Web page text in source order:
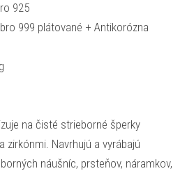
925
999 plátované + Antikorózna
na čisté strieborné šperky
zirkónmi. Navrhujú a vyrábajú
náušníc, prsteňov, náramkov,